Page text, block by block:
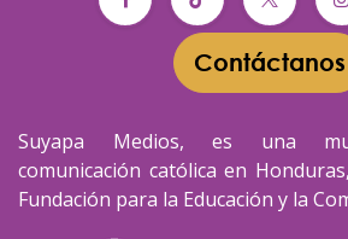
Contáctanos​​
Suyapa Medios, es una
comunicación católica en
Fundación para la Educación y la